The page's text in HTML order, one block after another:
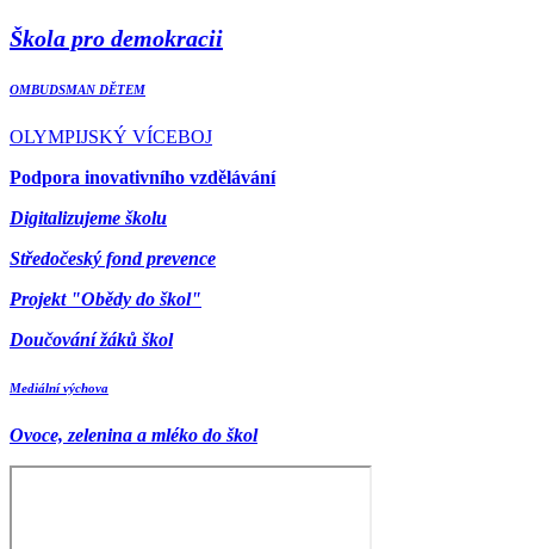
Škola pro demokracii
OMBUDSMAN DĚTEM
OLYMPIJSKÝ VÍCEBOJ
Podpora inovativního vzdělávání
Digitalizujeme školu
Středočeský fond prevence
Projekt "Obědy do škol"
Doučování žáků škol
Mediální výchova
Ovoce, zelenina a mléko do škol